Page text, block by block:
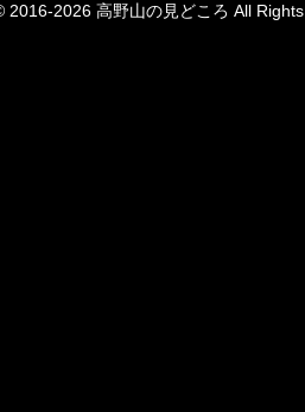
2016-2026 高野山の見どころ All Rights